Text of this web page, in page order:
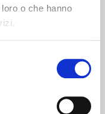
o che hanno